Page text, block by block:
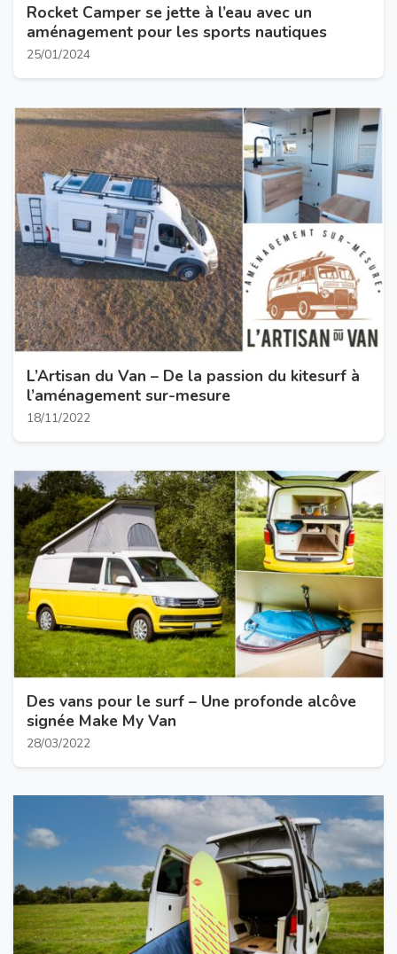
Rocket Camper se jette à l’eau avec un
aménagement pour les sports nautiques
25/01/2024
L’Artisan du Van – De la passion du kitesurf à
l’aménagement sur-mesure
18/11/2022
Des vans pour le surf – Une profonde alcôve
signée Make My Van
28/03/2022